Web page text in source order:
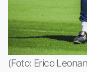
(Foto: Erico